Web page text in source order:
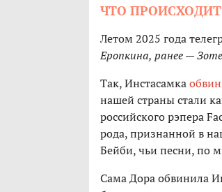
ЧТО
Летом 2025 года
Еропкина, ранее —
Так, Инстасамка
нашей страны стали
российского рэпера
рода, признанной в
Бейби, чьи песни, по
Сама Дора обвинила